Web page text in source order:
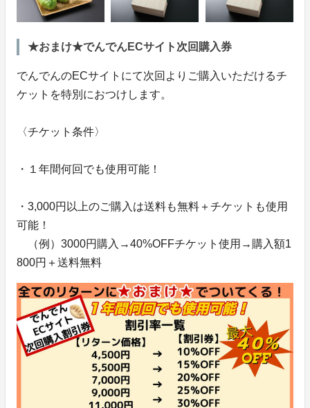
★おまけ★でんでんECサイト次回購入券
でんでんのECサイトにて次回よりご購入いただけるチ
ケットを特別におつけします。
〈チケット条件〉
・１年間何回でも使用可能！
・3,000円以上のご購入は送料も無料＋チケットも使用
可能！
（例）3000円購入→40%OFFチケット使用→購入額1
800円＋送料無料